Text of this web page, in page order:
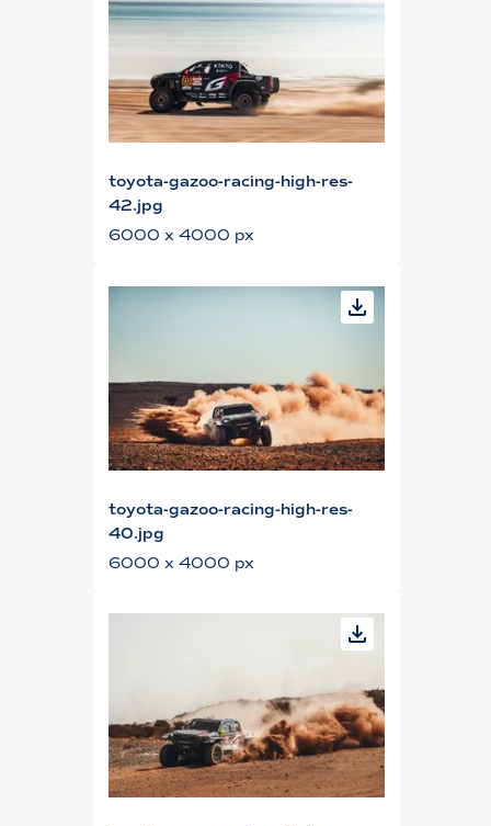
toyota-gazoo-racing-high-res-
42.jpg
6000 x 4000 px
toyota-gazoo-racing-high-res-
40.jpg
6000 x 4000 px